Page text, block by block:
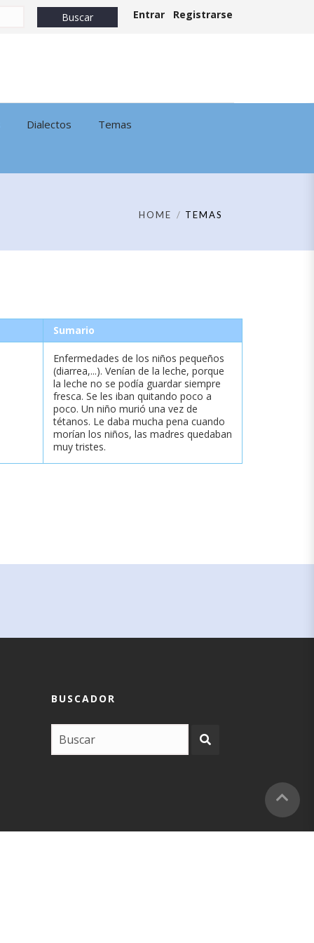
Entrar Registrarse
Dialectos Temas
HOME TEMAS
Sumario
Enfermedades de los niños pequeños
(diarrea,...). Venían de la leche, porque
la leche no se podía guardar siempre
fresca. Se les iban quitando poco a
poco. Un niño murió una vez de
tétanos. Le daba mucha pena cuando
morían los niños, las madres quedaban
muy tristes.
BUSCADOR